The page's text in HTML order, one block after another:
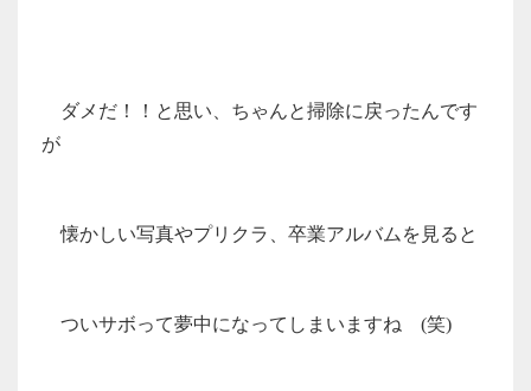
ダメだ！！と思い、ちゃんと掃除に戻ったんです
が
懐かしい写真やプリクラ、卒業アルバムを見ると
ついサボって夢中になってしまいますね (笑)